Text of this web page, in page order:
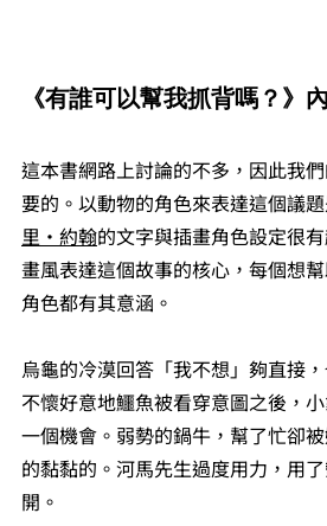
《有誰可以幫我抓背嗎？》
這本書網路上討論的不多，因此我
要的。以動物的角色來表達這個議
里·約翰的文字與插畫角色設定很
畫風表達這個故事的核心，每個想
角色都有其意涵。
烏龜的冷漠回答「我不想」夠直接
不懷好意地鱷魚被看穿意圖之後，
一個機會。弱勢的鍋牛，幫了忙卻
的黏黏的。河馬先生過度用力，用
開。